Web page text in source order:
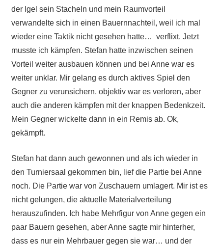
der Igel sein Stacheln und mein Raumvorteil
verwandelte sich in einen Bauernnachteil, weil ich mal
wieder eine Taktik nicht gesehen hatte… verflixt. Jetzt
musste ich kämpfen. Stefan hatte inzwischen seinen
Vorteil weiter ausbauen können und bei Anne war es
weiter unklar. Mir gelang es durch aktives Spiel den
Gegner zu verunsichern, objektiv war es verloren, aber
auch die anderen kämpfen mit der knappen Bedenkzeit.
Mein Gegner wickelte dann in ein Remis ab. Ok,
gekämpft.
Stefan hat dann auch gewonnen und als ich wieder in
den Turniersaal gekommen bin, lief die Partie bei Anne
noch. Die Partie war von Zuschauern umlagert. Mir ist es
nicht gelungen, die aktuelle Materialverteilung
herauszufinden. Ich habe Mehrfigur von Anne gegen ein
paar Bauern gesehen, aber Anne sagte mir hinterher,
dass es nur ein Mehrbauer gegen sie war… und der